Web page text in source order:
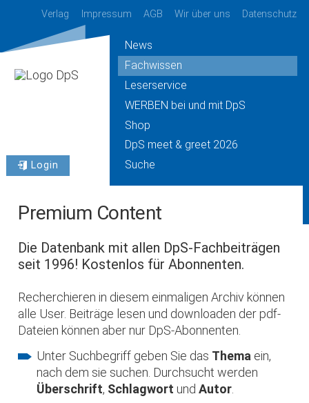
Verlag Impressum AGB Wir über uns Datenschutz
Login
News
Fachwissen
Leserservice
WERBEN bei und mit DpS
Shop
DpS meet & greet 2026
Suche
Premium Content
Die Datenbank mit allen DpS-Fachbeiträgen
seit 1996! Kostenlos für Abonnenten.
Recherchieren in diesem einmaligen Archiv können
alle User. Beiträge lesen und downloaden der pdf-
Dateien können aber nur DpS-Abonnenten.
Unter Suchbegriff geben Sie das Thema ein,
nach dem sie suchen. Durchsucht werden
Überschrift, Schlagwort undAutor